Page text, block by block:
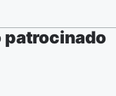
patrocinado